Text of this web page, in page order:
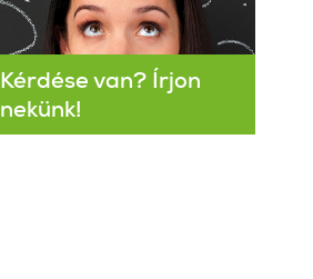
Kérdése van? Írjon
nekünk!